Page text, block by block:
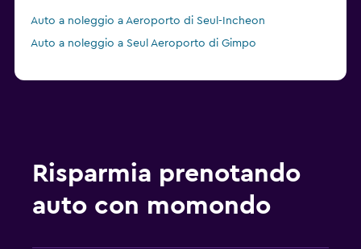
Auto a noleggio a Aeroporto di Seul-Incheon
Auto a noleggio a Seul Aeroporto di Gimpo
Risparmia prenotando
auto con momondo